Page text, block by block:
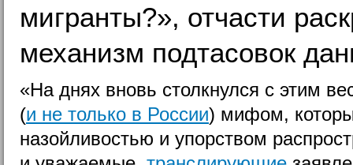
мигранты?», отчасти
механизм подтасовок
«На днях вновь столкнулся с этим
(и не только в России) мифом,
назойливостью и упорством